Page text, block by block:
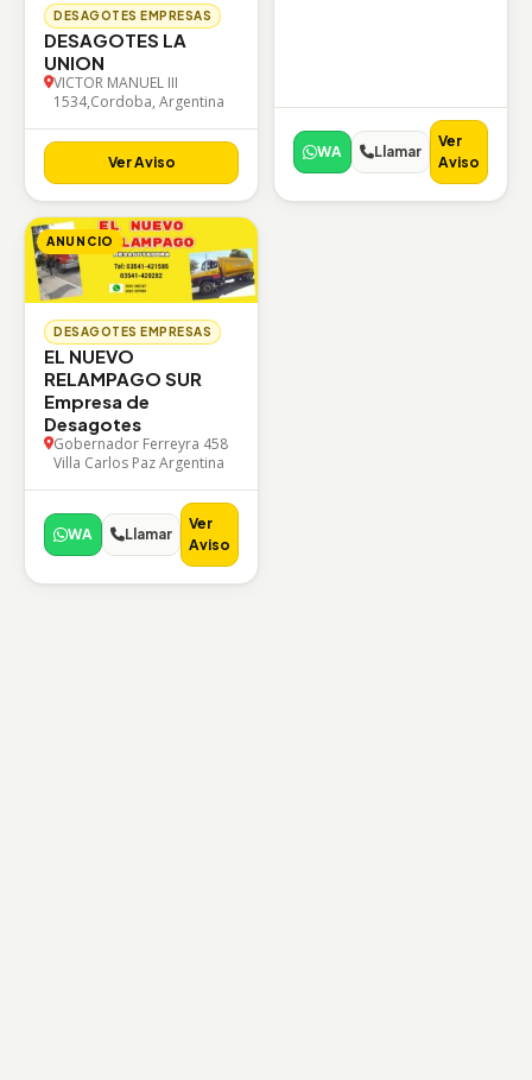
DESAGOTES EMPRESAS
DESAGOTES LA
UNION
VICTOR MANUEL III
1534,Cordoba, Argentina
Ver Aviso
WA Llamar
Ver
Aviso
ANUNCIO
DESAGOTES EMPRESAS
EL NUEVO
RELAMPAGO SUR
Empresa de
Desagotes
Gobernador Ferreyra 458
Villa Carlos Paz Argentina
WA Llamar
Ver
Aviso